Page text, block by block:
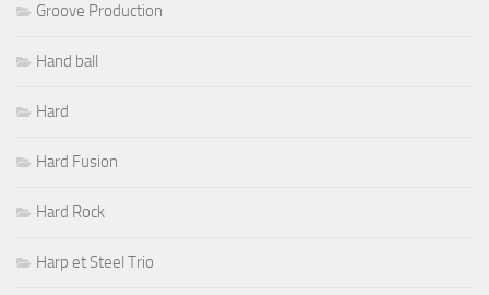
Groove Production
Hand ball
Hard
Hard Fusion
Hard Rock
Harp et Steel Trio